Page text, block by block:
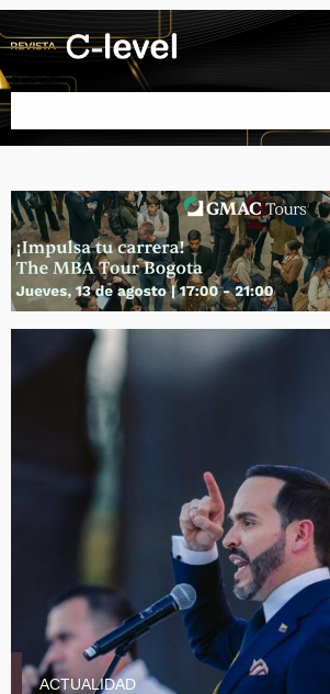
Pasar al contenido principal
Buscar
ACTUALIDAD